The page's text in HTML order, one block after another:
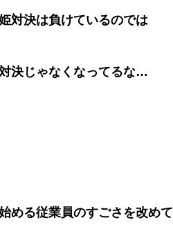
対決は負けているのでは
決じゃなくなってるな…
める従業員のすごさを改めて